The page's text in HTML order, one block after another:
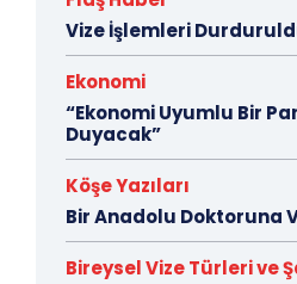
Vize İşlemleri
Ekonomi
“Ekonomi Uyumlu Bir
Duyacak”
Köşe Yazıları
Bir Anadolu Doktoruna
Bireysel Vize Türleri ve